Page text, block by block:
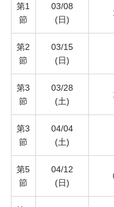
第1
節
03/08
(日)
第2
節
03/15
(日)
第3
節
03/28
(土)
第3
節
04/04
(土)
第5
節
04/12
(日)